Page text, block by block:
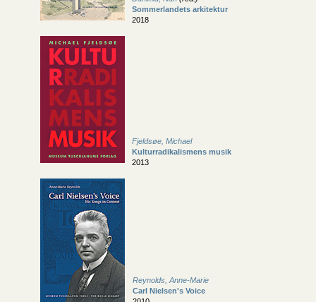
Sommerlandets arkitektur
2018
Fjeldsøe, Michael
Kulturradikalismens musik
2013
Reynolds, Anne-Marie
Carl Nielsen's Voice